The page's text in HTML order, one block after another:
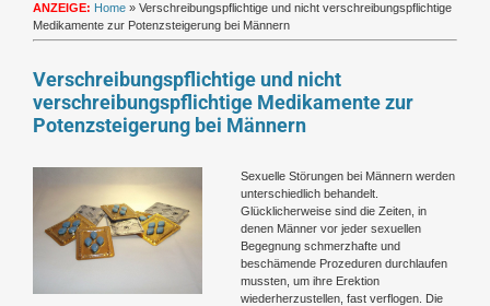
ANZEIGE: Home » Verschreibungspflichtige und nicht verschreibungspflichtige
Medikamente zur Potenzsteigerung bei Männern
Verschreibungspflichtige und nicht
verschreibungspflichtige Medikamente zur
Potenzsteigerung bei Männern
Sexuelle Störungen bei Männern werden
unterschiedlich behandelt.
Glücklicherweise sind die Zeiten, in
denen Männer vor jeder sexuellen
Begegnung schmerzhafte und
beschämende Prozeduren durchlaufen
mussten, um ihre Erektion
wiederherzustellen, fast verflogen. Die